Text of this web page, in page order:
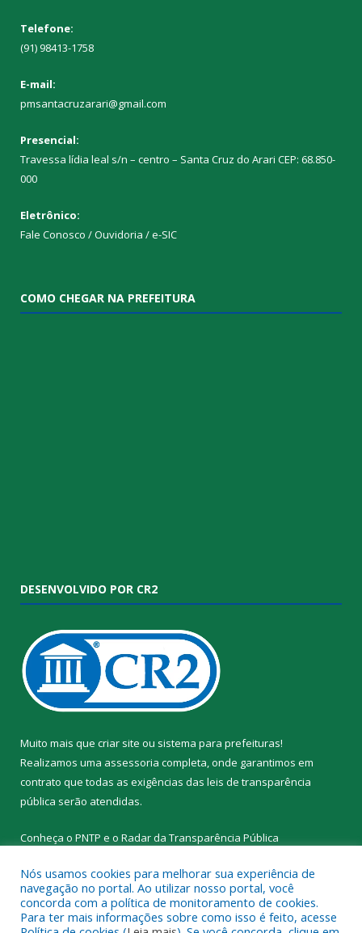
Telefone:
(91) 98413-1758
E-mail:
pmsantacruzarari@gmail.com
Presencial:
Travessa lídia leal s/n – centro – Santa Cruz do Arari CEP: 68.850-
000
Eletrônico:
Fale Conosco / Ouvidoria / e-SIC
COMO CHEGAR NA PREFEITURA
DESENVOLVIDO POR CR2
Muito mais que criar site ou sistema para prefeituras!
Realizamos uma assessoria completa, onde garantimos em
contrato que todas as exigências das leis de transparência
pública serão atendidas.
Conheça o PNTP e o Radar da Transparência Pública
Todos os direitos reservados a Prefeitura Municipal de Santa
Nós usamos cookies para melhorar sua experiência de
navegação no portal. Ao utilizar nosso portal, você
concorda com a política de monitoramento de cookies.
Para ter mais informações sobre como isso é feito, acesse